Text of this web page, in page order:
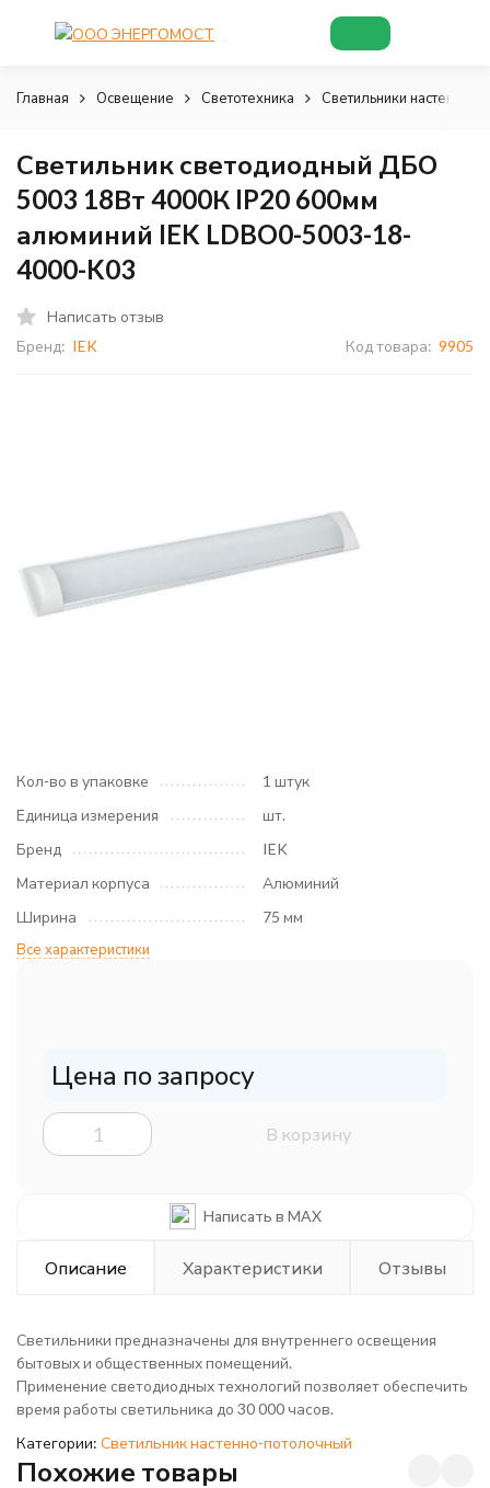
Главная Освещение Светотехника Светильники настенно-
Светильник светодиодный ДБО
5003 18Вт 4000К IP20 600мм
алюминий IEK LDBO0-5003-18-
4000-K03
Написать отзыв
Бренд: IEK Код товара: 9905
Кол-во в упаковке
1 штук
Единица измерения
шт.
Бренд
IEK
Материал корпуса
Алюминий
Ширина
75 мм
Все характеристики
Цена по запросу
В корзину
Написать в MAX
Описание Характеристики Отзывы
Светильники предназначены для внутреннего освещения
бытовых и общественных помещений.
Применение светодиодных технологий позволяет обеспечить
время работы светильника до 30 000 часов.
Категории: Светильник настенно-потолочный
Похожие товары